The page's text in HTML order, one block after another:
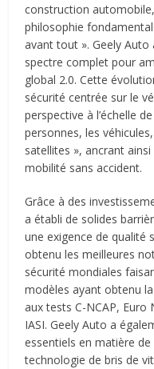
construction
philosophie
avant tout ». Geely Auto
spectre complet pour
global 2.0. Cette
sécurité centrée sur le
perspective à l’échelle
personnes, les
satellites », ancrant
mobilité sans accident.
Grâce à des
a établi de solides
une exigence de qualité
obtenu les meilleures
sécurité mondiales
modèles ayant obtenu
aux tests C-NCAP, Euro
IASI. Geely Auto a
essentiels en matière
technologie de bris de